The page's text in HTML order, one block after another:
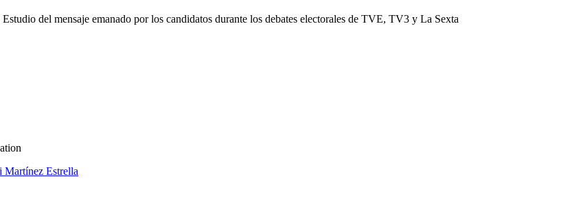
Estudio del mensaje emanado por los candidatos durante los debates electorales de TVE, TV3 y La Sexta
Martínez Estrella